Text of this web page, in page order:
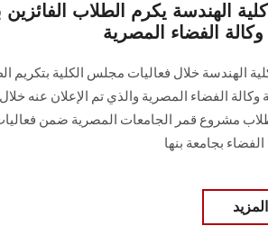
الهندسة يكرم الطلاب الفائزين
الفضاء المصرية
الهندسة خلال فعاليات مجلس الكلية بتكريم
الفضاء المصرية والذي تم الإعلان عنه
مشروع قمر الجامعات المصرية ضمن
الفضاء بجامعة بنها